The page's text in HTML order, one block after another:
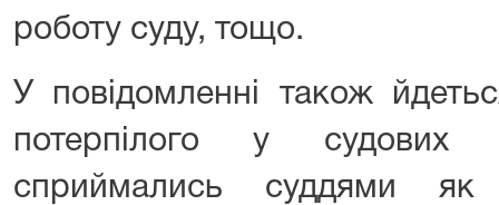
роботу суду, тощо.
У повідомленні також
потерпілого у судових
сприймались суддями як